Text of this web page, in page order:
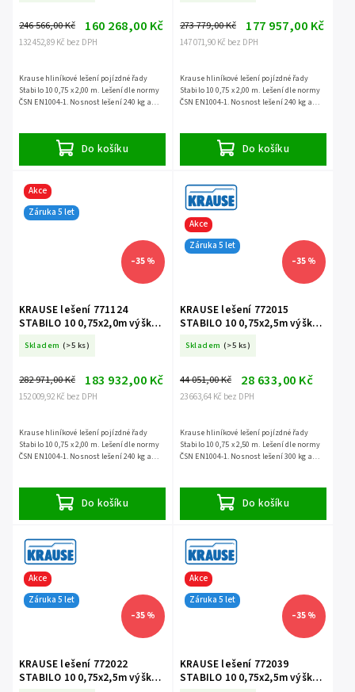
132 452,89 Kč bez DPH
246 566,00 Kč 160 268,00 Kč
Do košíku
Krause hliníkové lešení pojízdné řady
Stabilo 10 0,75 x 2,00 m. Lešení dle normy
ČSN EN1004-1. Nosnost lešení 240 kg a
147 071,90 Kč bez DPH
273 779,00 Kč 177 957,00 Kč
Do košíku
Krause hliníkové lešení pojízdné řady
Stabilo 10 0,75 x 2,00 m. Lešení dle normy
ČSN EN1004-1. Nosnost lešení 240 kg a
Akce
Záruka 5 let
–35 %
KRAUSE lešení 771124
STABILO 10 0,75x2,0m výška
Skladem (>5 ks)
152 009,92 Kč bez DPH
282 971,00 Kč 183 932,00 Kč
Do košíku
Krause hliníkové lešení pojízdné řady
Stabilo 10 0,75 x 2,00 m. Lešení dle normy
ČSN EN1004-1. Nosnost lešení 240 kg a
Akce
Záruka 5 let
–35 %
KRAUSE lešení 772015
STABILO 10 0,75x2,5m výška
Skladem (>5 ks)
23 663,64 Kč bez DPH
44 051,00 Kč 28 633,00 Kč
Do košíku
Krause hliníkové lešení pojízdné řady
Stabilo 10 0,75 x 2,50 m. Lešení dle normy
ČSN EN1004-1. Nosnost lešení 300 kg a
Akce
Záruka 5 let
–35 %
KRAUSE lešení 772022
STABILO 10 0,75x2,5m výška
Akce
Záruka 5 let
–35 %
KRAUSE lešení 772039
STABILO 10 0,75x2,5m výška